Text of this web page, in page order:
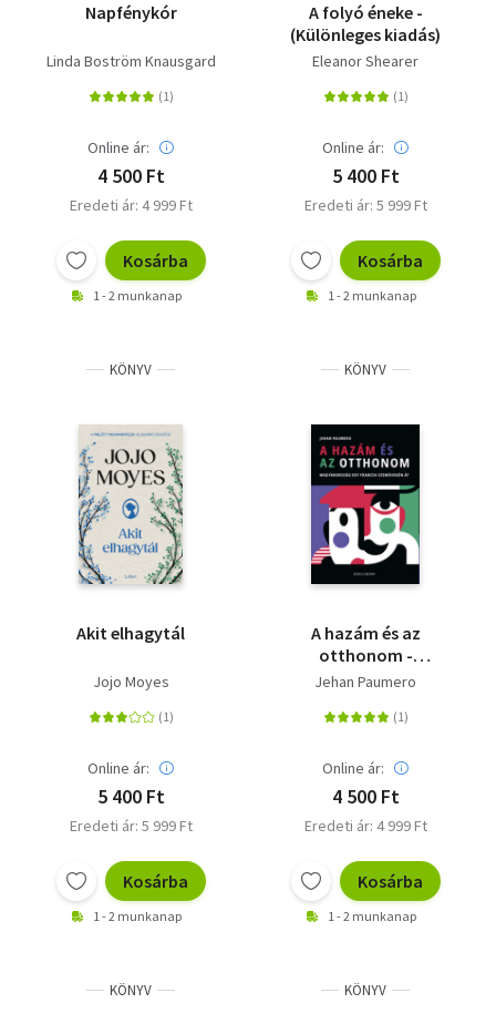
Napfénykór
Linda Boström Knausgard
Online ár:
4 500 Ft
Eredeti ár: 4 999 Ft
Kosárba
1 - 2 munkanap
A folyó éneke -
(Különleges kiadás)
Eleanor Shearer
Online ár:
5 400 Ft
Eredeti ár: 5 999 Ft
Kosárba
1 - 2 munkanap
KÖNYV
Akit elhagytál
Jojo Moyes
Online ár:
5 400 Ft
Eredeti ár: 5 999 Ft
Kosárba
1 - 2 munkanap
KÖNYV
A hazám és az
otthonom -
Magyarország egy
Jehan Paumero
Online ár:
4 500 Ft
Eredeti ár: 4 999 Ft
Kosárba
1 - 2 munkanap
KÖNYV KÖNYV